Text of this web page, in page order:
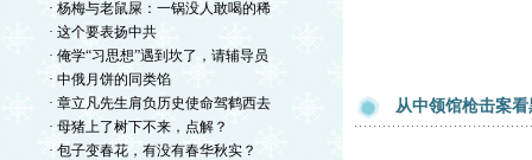
· 杨梅与老鼠屎：一锅没人敢喝的稀
· 这个要表扬中共
· 俺学“习思想”遇到坎了，请辅导员
· 中俄月饼的同类馅
· 章立凡先生肩负历史使命驾鹤西去
· 母猪上了树下不来，点解？
· 包子变春花，有没有春华秋实？
从中领馆枪击案